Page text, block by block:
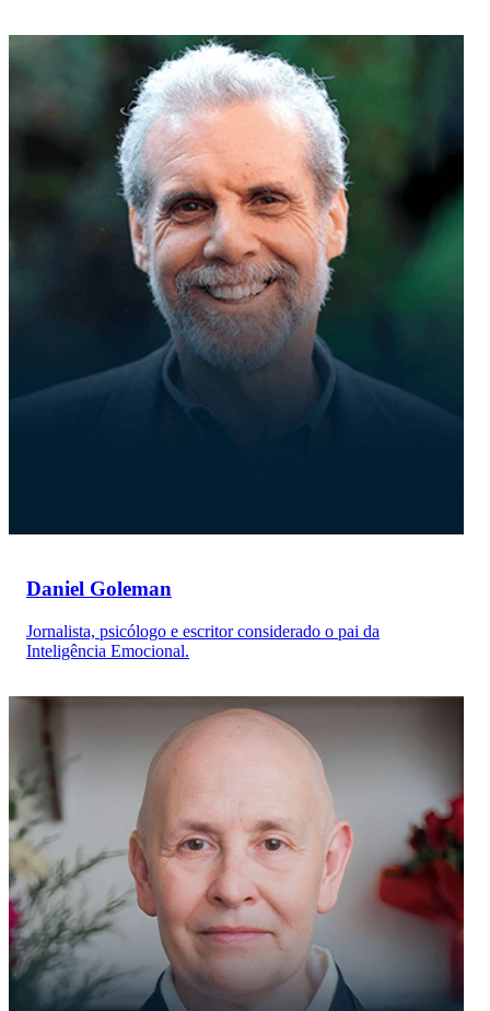
Daniel Goleman
Jornalista, psicólogo e escritor considerado o pai da
Inteligência Emocional.